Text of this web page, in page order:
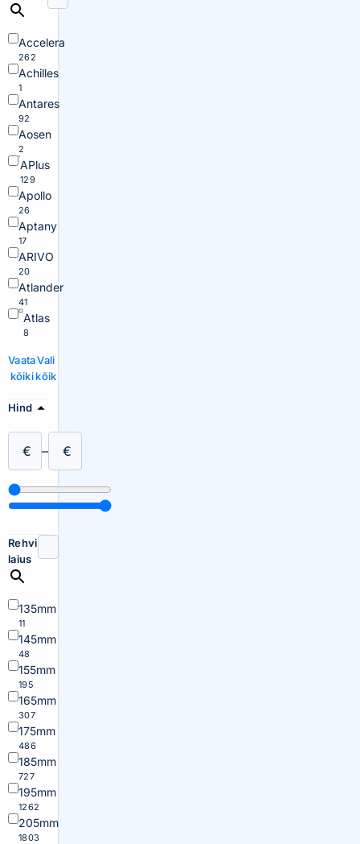
Accelera
262
Achilles
1
Antares
92
Aosen
2
APlus
129
Apollo
26
Aptany
17
ARIVO
20
Atlander
41
Atlas
8
Vaata
kõiki
Vali
kõik
Hind
€ – €
Rehvi
laius
135mm
11
145mm
48
155mm
195
165mm
307
175mm
486
185mm
727
195mm
1262
205mm
1803